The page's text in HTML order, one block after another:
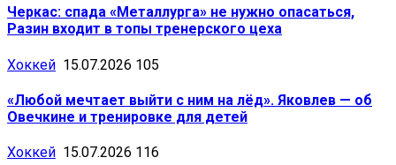
Черкас: спада «Металлурга» не нужно опасаться,
Разин входит в топы тренерского цеха
Хоккей 15.07.2026 105
«Любой мечтает выйти с ним на лёд». Яковлев — об
Овечкине и тренировке для детей
Хоккей 15.07.2026 116